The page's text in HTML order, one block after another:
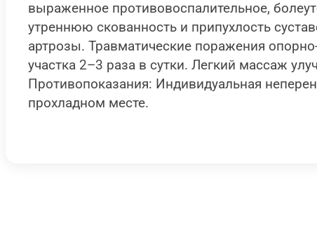
выраженное противовоспалительное,
утреннюю скованность и припухлость
артрозы. Травматические поражения
участка 2–3 раза в сутки. Легкий массаж
Противопоказания: Индивидуальная
прохладном месте.